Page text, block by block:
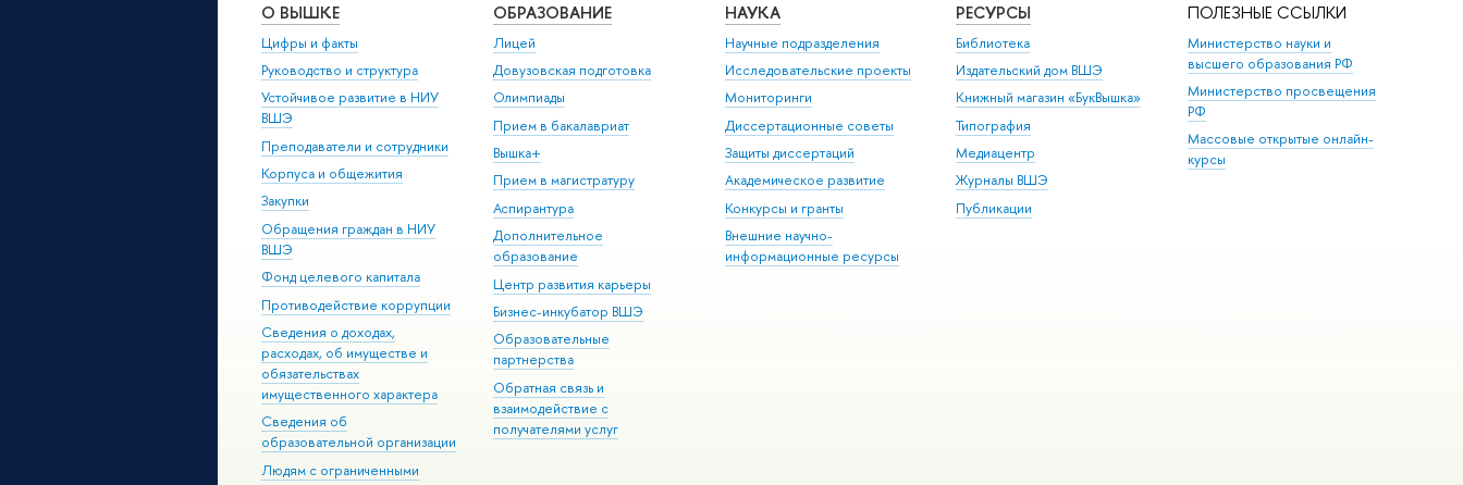
О ВЫШКЕ
Цифры и факты
Руководство и структура
Устойчивое развитие в НИУ
ВШЭ
Преподаватели и сотрудники
Корпуса и общежития
Закупки
Обращения граждан в НИУ
ВШЭ
Фонд целевого капитала
Противодействие коррупции
Сведения о доходах,
расходах, об имуществе и
обязательствах
имущественного характера
Сведения об
образовательной организации
Людям с ограниченными
ОБРАЗОВАНИЕ
Лицей
Довузовская подготовка
Олимпиады
Прием в бакалавриат
Вышка+
Прием в магистратуру
Аспирантура
Дополнительное
образование
Центр развития карьеры
Бизнес-инкубатор ВШЭ
Образовательные
партнерства
Обратная связь и
взаимодействие с
получателями услуг
НАУКА
Научные подразделения
Исследовательские проекты
Мониторинги
Диссертационные советы
Защиты диссертаций
Академическое развитие
Конкурсы и гранты
Внешние научно-
информационные ресурсы
РЕСУРСЫ
Библиотека
Издательский дом ВШЭ
Книжный магазин «БукВышка»
Типография
Медиацентр
Журналы ВШЭ
Публикации
ПОЛЕЗНЫЕ ССЫЛКИ
Министерство науки и
высшего образования РФ
Министерство просвещения
РФ
Массовые открытые онлайн-
курсы